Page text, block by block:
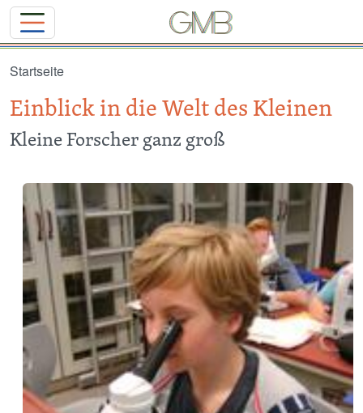
Startseite
Einblick in die Welt des Kleinen
Kleine Forscher ganz groß
Image